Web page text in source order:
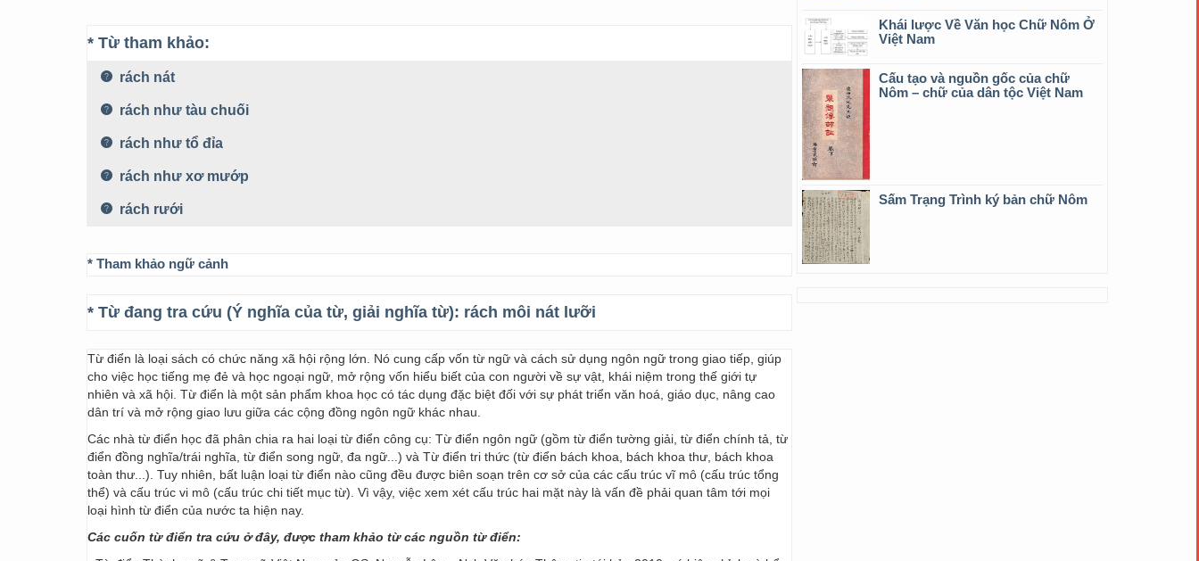
* Từ tham khảo:
rách nát
rách như tàu chuối
rách như tổ đỉa
rách như xơ mướp
rách rưới
* Tham khảo ngữ cảnh
* Từ đang tra cứu (Ý nghĩa của từ, giải nghĩa từ): rách môi nát lưỡi
Từ điển là loại sách có chức năng xã hội rộng lớn. Nó cung cấp vốn từ ngữ và cách sử dụng ngôn ngữ trong giao tiếp, giúp
cho việc học tiếng mẹ đẻ và học ngoại ngữ, mở rộng vốn hiểu biết của con người về sự vật, khái niệm trong thế giới tự
nhiên và xã hội. Từ điển là một sản phẩm khoa học có tác dụng đặc biệt đối với sự phát triển văn hoá, giáo dục, nâng cao
dân trí và mở rộng giao lưu giữa các cộng đồng ngôn ngữ khác nhau.
Các nhà từ điển học đã phân chia ra hai loại từ điển công cụ: Từ điển ngôn ngữ (gồm từ điển tường giải, từ điển chính tả, từ
điển đồng nghĩa/trái nghĩa, từ điển song ngữ, đa ngữ...) và Từ điển tri thức (từ điển bách khoa, bách khoa thư, bách khoa
toàn thư...). Tuy nhiên, bất luận loại từ điển nào cũng đều được biên soạn trên cơ sở của các cấu trúc vĩ mô (cấu trúc tổng
thể) và cấu trúc vi mô (cấu trúc chi tiết mục từ). Vì vậy, việc xem xét cấu trúc hai mặt này là vấn đề phải quan tâm tới mọi
loại hình từ điển của nước ta hiện nay.
Các cuốn từ điển tra cứu ở đây, được tham khảo từ các nguồn từ điển:
Khái lược Về Văn học Chữ Nôm Ở
Việt Nam
Cấu tạo và nguồn gốc của chữ
Nôm – chữ của dân tộc Việt Nam
Sấm Trạng Trình ký bản chữ Nôm